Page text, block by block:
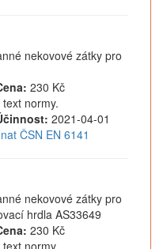
nekovové zátky pro
230 Kč
normy.
2021-04-01
ČSN EN 6141
nekovové zátky pro
hrdla AS33649
230 Kč
normy.